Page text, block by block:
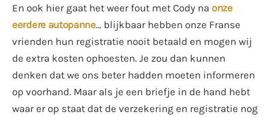
En ook hier gaat het weer fout met Cody na onze
eerdere autopanne… blijkbaar hebben onze Franse
vrienden hun registratie nooit betaald en mogen wij
de extra kosten ophoesten. Je zou dan kunnen
denken dat we ons beter hadden moeten informeren
op voorhand. Maar als je een briefje in de hand hebt
waar er op staat dat de verzekering en registratie nog